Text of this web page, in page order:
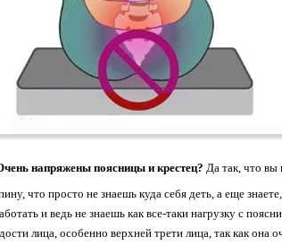
напряжены поясницы и крестец? Да так, что вы
что просто не знаешь куда себя деть, а еще
и ведь не знаешь как все-таки нагрузку с
лица, особенно верхней трети лица, так как она